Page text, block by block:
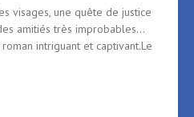
visages, une quête de justice
amitiés très improbables…
intriguant et captivant.Le